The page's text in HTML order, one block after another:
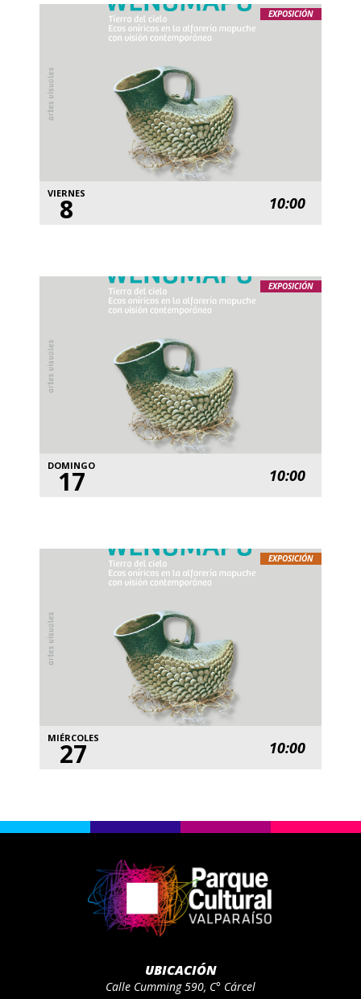
EXPOSICIÓN
VIERNES
8 10:00
EXPOSICIÓN
DOMINGO
17 10:00
EXPOSICIÓN
MIÉRCOLES
27 10:00
UBICACIÓN
Calle Cumming 590, C° Cárcel